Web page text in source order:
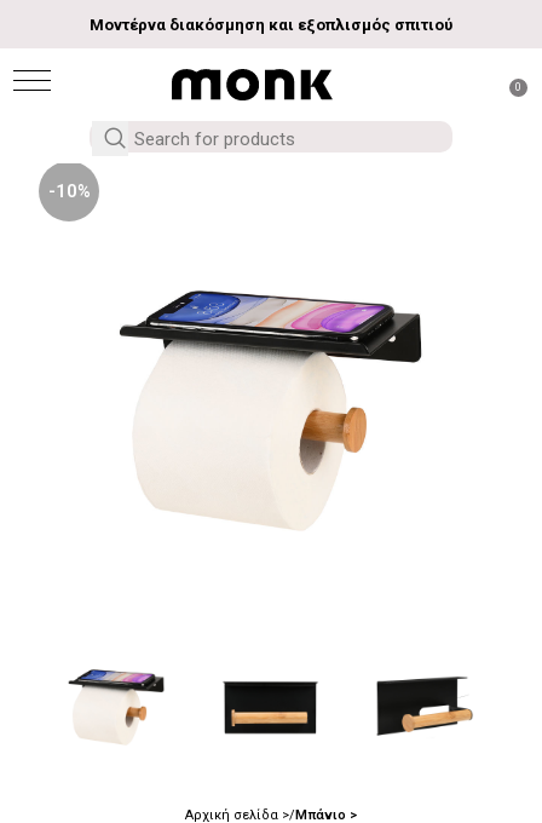
Μοντέρνα διακόσμηση και εξοπλισμός σπιτιού
0
-10%
Αρχική σελίδα Μπάνιο